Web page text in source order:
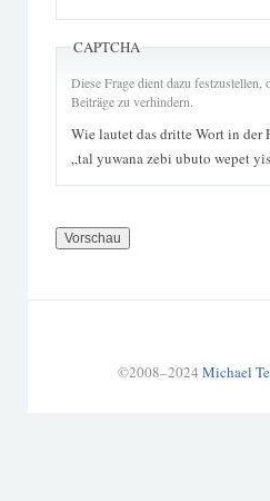
CAPTCHA
Diese Frage dient dazu
Beiträge zu verhindern.
Wie lautet das dritte Wort in der
„tal yuwana zebi ubuto wepet
©2008–2024 Michael